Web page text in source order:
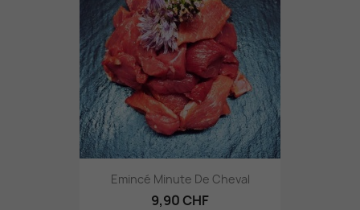
Emincé Minute De Cheval
9,90 CHF